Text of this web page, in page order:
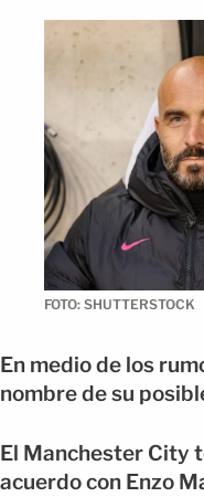
FOTO: SHUTTERSTOCK
En medio de los
nombre de su
El Manchester City
acuerdo con Enzo